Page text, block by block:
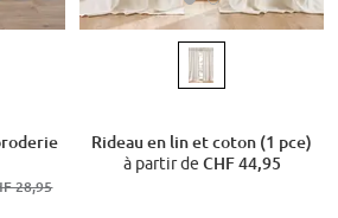
28,95
Rideau en lin et coton (1 pce)
à partir de CHF 44,95